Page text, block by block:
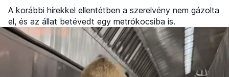
A korábbi hírekkel ellentétben a szerelvény nem gázolta
el, és az állat betévedt egy metrókocsiba is.